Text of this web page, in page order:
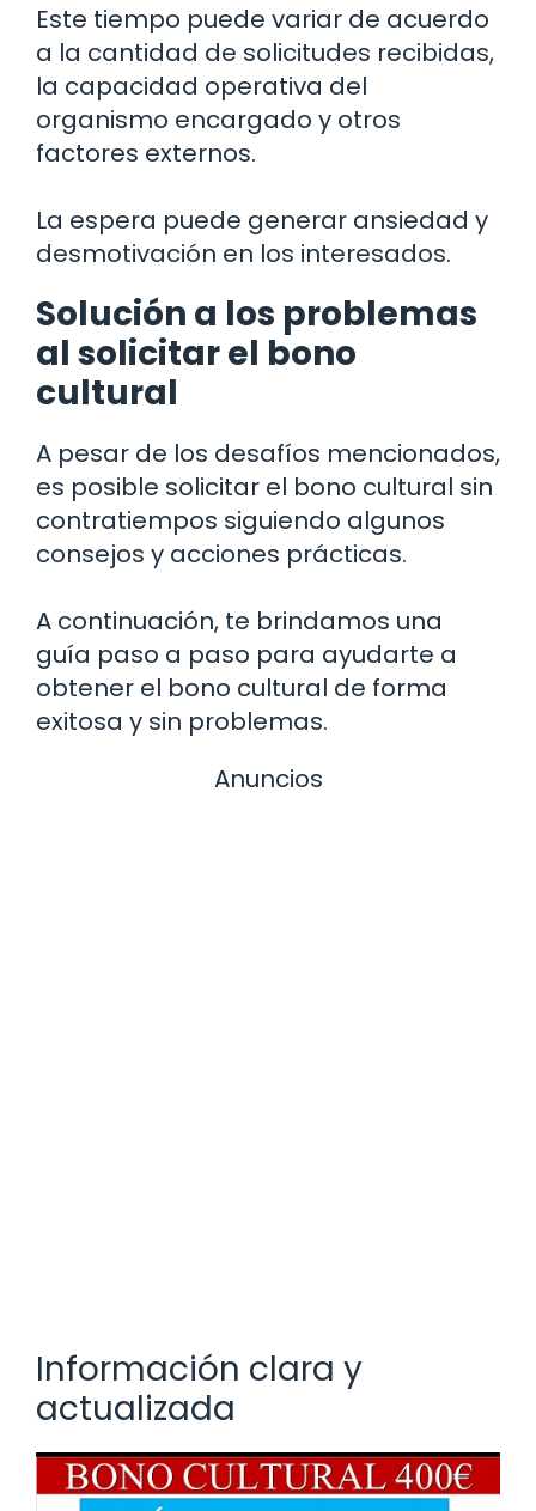
Este tiempo puede variar de acuerdo
a la cantidad de solicitudes recibidas,
la capacidad operativa del
organismo encargado y otros
factores externos.
La espera puede generar ansiedad y
desmotivación en los interesados.
Solución a los problemas
al solicitar el bono
cultural
A pesar de los desafíos mencionados,
es posible solicitar el bono cultural sin
contratiempos siguiendo algunos
consejos y acciones prácticas.
A continuación, te brindamos una
guía paso a paso para ayudarte a
obtener el bono cultural de forma
exitosa y sin problemas.
Anuncios
Información clara y
actualizada